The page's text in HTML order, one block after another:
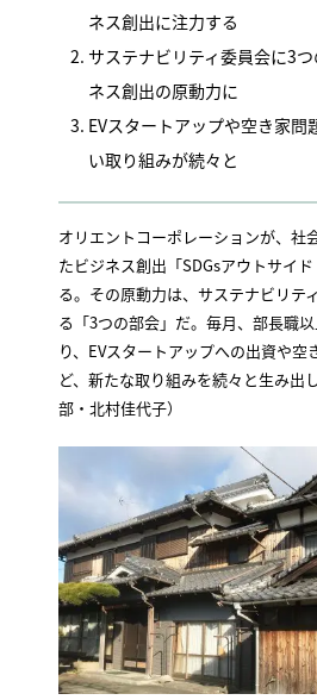
ネス創出に注力する
サステナビリティ委員会に3
ネス創出の原動力に
EVスタートアップや空き家問
い取り組みが続々と
オリエントコーポレーションが、社
たビジネス創出「SDGsアウトサイ
る。その原動力は、サステナビリテ
る「3つの部会」だ。毎月、部長職
り、EVスタートアップへの出資や空
ど、新たな取り組みを続々と生み出
部・北村佳代子）